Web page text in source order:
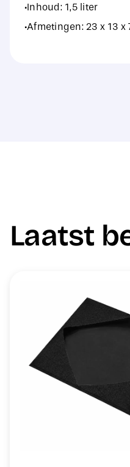
·Inhoud: 1,5 liter
·Afmetingen: 23 x 13 x
Laatst